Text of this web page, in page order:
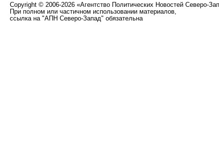
Copyright © 2006-2026 «Агентство Политических Новостей Северо-
При полном или частичном использовании материалов,
ссылка на "АПН Северо-Запад" обязательна